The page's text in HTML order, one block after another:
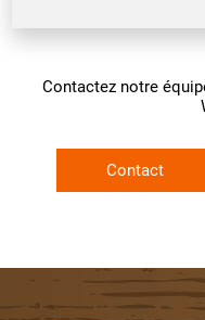
Contactez notre
Contact